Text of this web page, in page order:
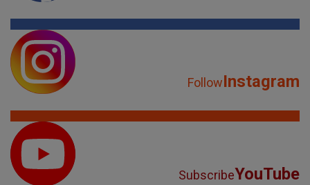
FollowInstagram
SubscribeYouTube